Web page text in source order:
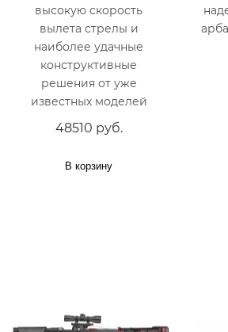
высокую скорость
вылета стрелы и
наиболее удачные
конструктивные
решения от уже
известных моделей
48510 руб.
В корзину